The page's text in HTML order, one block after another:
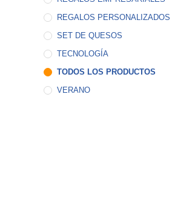
REGALOS PERSONALIZADOS
SET DE QUESOS
TECNOLOGÍA
TODOS LOS PRODUCTOS
VERANO